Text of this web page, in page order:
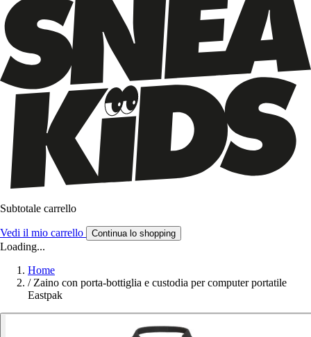
Subtotale carrello
Vedi il mio carrello Continua lo shopping
Loading...
Home
/ Zaino con porta-bottiglia e custodia per computer portatile
Eastpak